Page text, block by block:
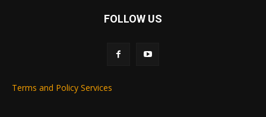
FOLLOW US
Terms and Policy Services